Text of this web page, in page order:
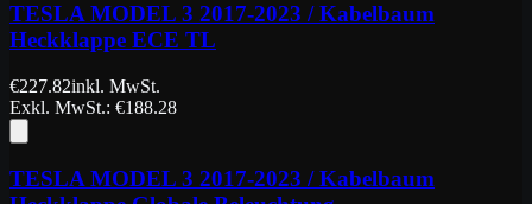
TESLA MODEL 3 2017-2023 / Kabelbaum
Heckklappe ECE TL
€227.82inkl. MwSt.
Exkl. MwSt.: €188.28
TESLA MODEL 3 2017-2023 / Kabelbaum